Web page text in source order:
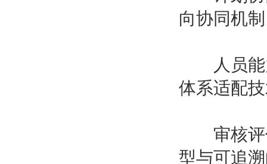
向协同机
人员能力
体系适配
审核评估
型与可追